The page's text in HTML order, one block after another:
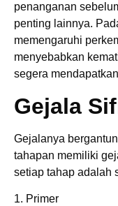
penanganan
penting lainnya.
memengaruhi
menyebabkan
segera
Gejala
Gejalanya
tahapan memiliki
setiap tahap adalah
1. Primer